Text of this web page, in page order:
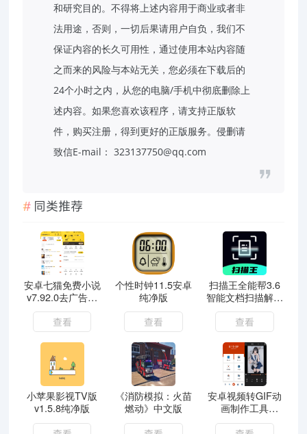
和研究目的。不得将上述内容用于商业或者非
法用途，否则，一切后果请用户自负，我们不
保证内容的长久可用性，通过使用本站内容随
之而来的风险与本站无关，您必须在下载后的
24个小时之内，从您的电脑/手机中彻底删除上
述内容。如果您喜欢该程序，请支持正版软
件，购买注册，得到更好的正版服务。侵删请
致信E-mail： 323137750@qq.com
同类推荐
安卓七猫免费小说
v7.92.0去广告解
锁VIP破解版
查看
个性时钟11.5安卓
纯净版
查看
扫描王全能帮3.6
智能文档扫描解锁
会员
查看
小苹果影视TV版
v1.5.8纯净版
《消防模拟：火苗
燃动》中文版
安卓视频转GIF动
画制作工具
GIFShop_v3.1.1